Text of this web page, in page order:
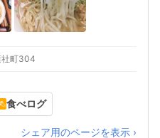
社町304
食べログ
シェア用のページを表示 ›